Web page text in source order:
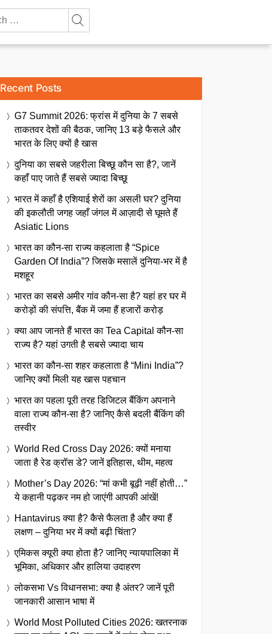
Recent Posts
G7 Summit 2026: फ्रांस में दुनिया के 7 सबसे
ताकतवर देशों की बैठक, जानिए 13 बड़े फैसले और
भारत के लिए क्यों है खास
दुनिया का सबसे जहरीला बिच्छू कौन सा है?, जानें
कहाँ पाए जाते हैं सबसे ज्यादा बिच्छू
भारत में कहाँ है एशियाई शेरों का असली घर? दुनिया
की इकलौती जगह जहाँ जंगल में आज़ादी से घूमते हैं
Asiatic Lions
भारत का कौन-सा राज्य कहलाता है “Spice
Garden Of India”? जिसके मसालें दुनिया-भर में है
मशहूर
भारत का सबसे अमीर गांव कौन-सा है? यहां हर घर में
करोड़ों की संपत्ति, बैंक में जमा हैं हजारों करोड़
क्या आप जानते हैं भारत का Tea Capital कौन-सा
राज्य है? यहां उगती है सबसे ज्यादा चाय
भारत का कौन-सा शहर कहलाता है “Mini India”?
जानिए क्यों मिली यह खास पहचान
भारत का पहला पूरी तरह डिजिटल बैंकिंग अपनाने
वाला राज्य कौन-सा है? जानिए कैसे बदली बैंकिंग की
तस्वीर
World Red Cross Day 2026: क्यों मनाया
जाता है रेड क्रॉस डे? जानें इतिहास, थीम, महत्व
Mother’s Day 2026: “मां कभी बूढ़ी नहीं होती…”
ये कहानी पढ़कर नम हो जाएंगी आपकी आंखें!
Hantavirus क्या है? कैसे फैलता है और क्या हैं
लक्षण – दुनिया भर में क्यों बढ़ी चिंता?
एमिकस क्यूरी क्या होता है? जानिए न्यायपालिका में
भूमिका, अधिकार और हालिया उदाहरण
लोकसभा Vs विधानसभा: क्या है अंतर? जानें पूरी
जानकारी आसान भाषा में
World Most Polluted Cities 2026: खतरनाक